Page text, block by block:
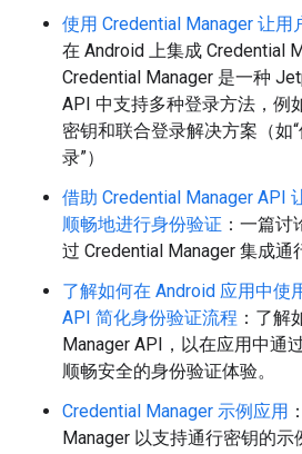
使用 Credential Manager 让用
在 Android 上集成 Credential
Credential Manager 是一种
API 中支持多种登录方法，例
密钥和联合登录解决方案（如
录”）
借助 Credential Manager API
顺畅地进行身份验证 ：一篇
过 Credential Manager 集成通
了解如何在 Android 应用中使
API 简化身份验证流程 ：了解
Manager API，以在应用中通
顺畅安全的身份验证体验。
Credential Manager 示例应用
Manager 以支持通行密钥的示